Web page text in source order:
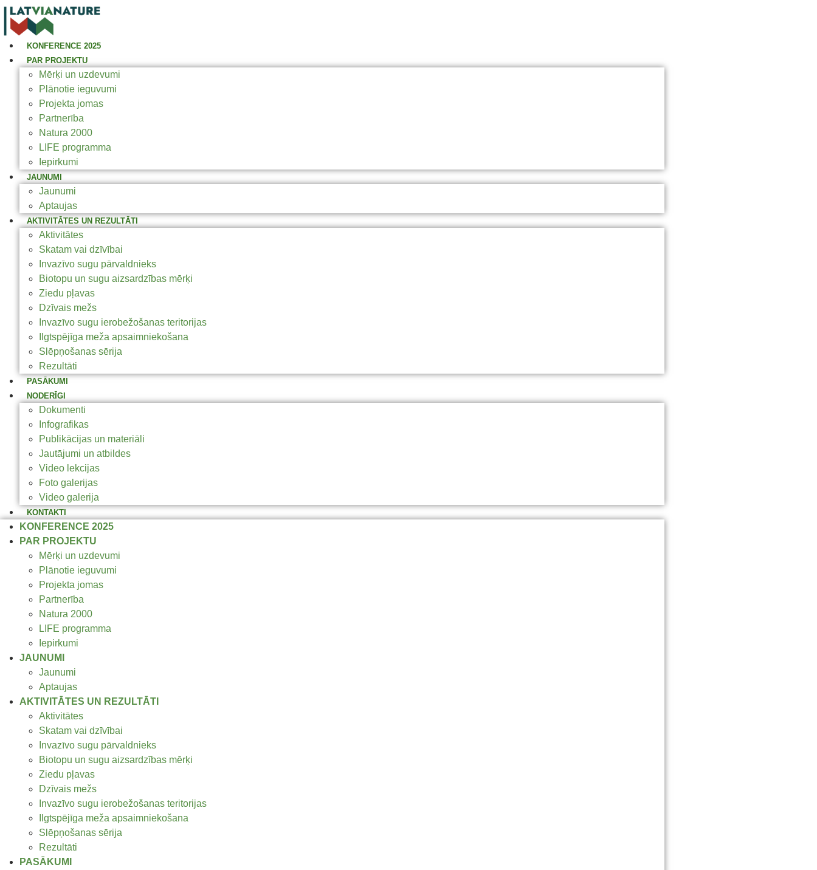
KONFERENCE 2025
PAR PROJEKTU
Mērķi un uzdevumi
Plānotie ieguvumi
Projekta jomas
Partnerība
Natura 2000
LIFE programma
Iepirkumi
JAUNUMI
Jaunumi
Aptaujas
AKTIVITĀTES UN REZULTĀTI
Aktivitātes
Skatam vai dzīvībai
Invazīvo sugu pārvaldnieks
Biotopu un sugu aizsardzības mērķi
Ziedu pļavas
Dzīvais mežs
Invazīvo sugu ierobežošanas teritorijas
Ilgtspējīga meža apsaimniekošana
Slēpņošanas sērija
Rezultāti
PASĀKUMI
NODERĪGI
Dokumenti
Infografikas
Publikācijas un materiāli
Jautājumi un atbildes
Video lekcijas
Foto galerijas
Video galerija
KONTAKTI
KONFERENCE 2025
PAR PROJEKTU
Mērķi un uzdevumi
Plānotie ieguvumi
Projekta jomas
Partnerība
Natura 2000
LIFE programma
Iepirkumi
JAUNUMI
Jaunumi
Aptaujas
AKTIVITĀTES UN REZULTĀTI
Aktivitātes
Skatam vai dzīvībai
Invazīvo sugu pārvaldnieks
Biotopu un sugu aizsardzības mērķi
Ziedu pļavas
Dzīvais mežs
Invazīvo sugu ierobežošanas teritorijas
Ilgtspējīga meža apsaimniekošana
Slēpņošanas sērija
Rezultāti
PASĀKUMI